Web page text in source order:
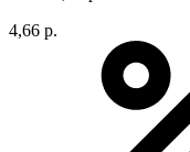
4,66 р.